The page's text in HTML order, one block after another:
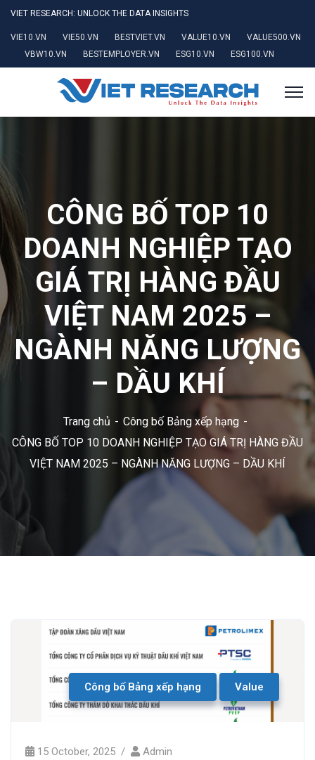
VIET RESEARCH: UNLOCK THE DATA INSIGHTS
VIE10.VN VIE50.VN BESTVIET.VN VALUE10.VN
VALUE500.VN
VBW10.VN
BESTEMPLOYER.VN ESG10.VN ESG100.VN
CÔNG BỐ TOP 10
DOANH NGHIỆP TẠO
GIÁ TRỊ HÀNG ĐẦU
VIỆT NAM 2025 –
NGÀNH NĂNG LƯỢNG
– DẦU KHÍ
Trang chủ
Công bố Bảng xếp hạng
CÔNG BỐ TOP 10 DOANH NGHIỆP TẠO GIÁ TRỊ HÀNG ĐẦU
VIỆT NAM 2025 – NGÀNH NĂNG LƯỢNG – DẦU KHÍ
Công bố Bảng xếp hạng Value
15 October, 2025 Admin